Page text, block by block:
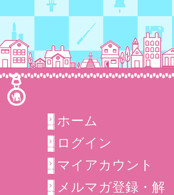
ホーム
ログイン
マイアカウント
メルマガ登録・解